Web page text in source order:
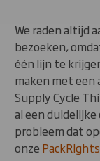
We raden altijd
bezoeken,
één lijn te
maken met een
Supply Cycle
al een
probleem dat
onze PackRights